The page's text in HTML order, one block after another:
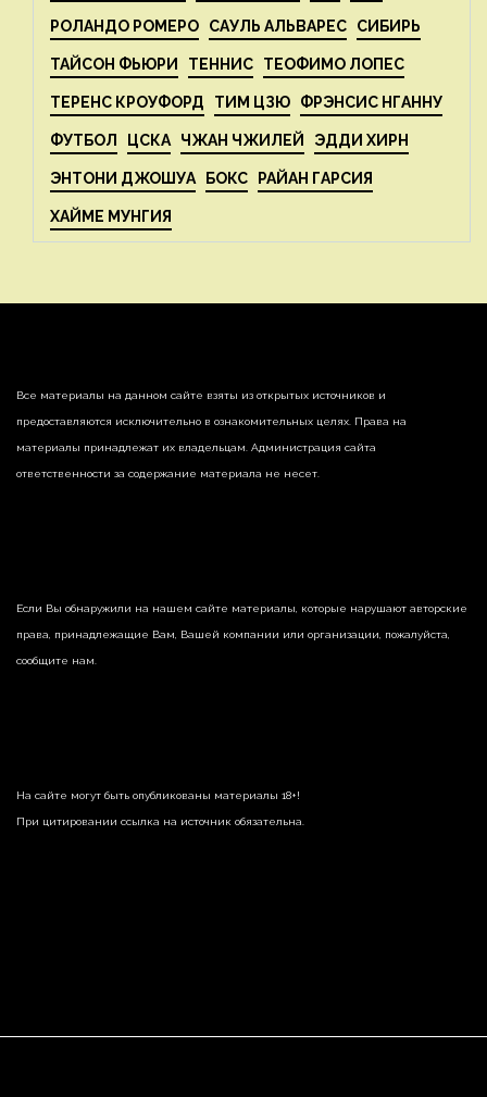
РОЛАНДО РОМЕРО САУЛЬ АЛЬВАРЕС СИБИРЬ
ТАЙСОН ФЬЮРИ ТЕННИС ТЕОФИМО ЛОПЕС
ТЕРЕНС КРОУФОРД ТИМ ЦЗЮ ФРЭНСИС НГАННУ
ФУТБОЛ ЦСКА ЧЖАН ЧЖИЛЕЙ ЭДДИ ХИРН
ЭНТОНИ ДЖОШУА БОКС РАЙАН ГАРСИЯ
ХАЙМЕ МУНГИЯ
Все материалы на данном сайте взяты из открытых источников и
предоставляются исключительно в ознакомительных целях. Права на
материалы принадлежат их владельцам. Администрация сайта
ответственности за содержание материала не несет.
Если Вы обнаружили на нашем сайте материалы, которые нарушают авторские
права, принадлежащие Вам, Вашей компании или организации, пожалуйста,
сообщите нам.
На сайте могут быть опубликованы материалы 18+!
При цитировании ссылка на источник обязательна.